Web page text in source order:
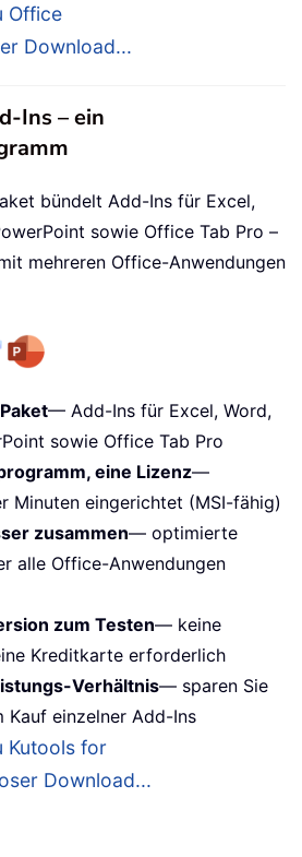
Office
Download...
Ins – ein
bündelt Add-Ins für Excel,
sowie Office Tab Pro –
mehreren Office-Anwendungen
— Add-Ins für Excel, Word,
sowie Office Tab Pro
eine Lizenz—
Minuten eingerichtet (MSI-fähig)
zusammen— optimierte
alle Office-Anwendungen
zum Testen— keine
Kreditkarte erforderlich
Verhältnis— sparen Sie
Kauf einzelner Add-Ins
Kutools for
Download...